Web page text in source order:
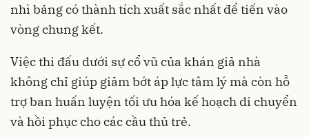
nhì bảng có thành tích xuất sắc nhất để tiến vào
vòng chung kết.
Việc thi đấu dưới sự cổ vũ của khán giả nhà
không chỉ giúp giảm bớt áp lực tâm lý mà còn hỗ
trợ ban huấn luyện tối ưu hóa kế hoạch di chuyển
và hồi phục cho các cầu thủ trẻ.